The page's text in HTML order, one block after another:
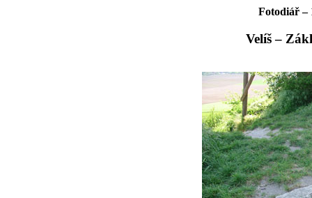
Fotodiář –
Velíš –